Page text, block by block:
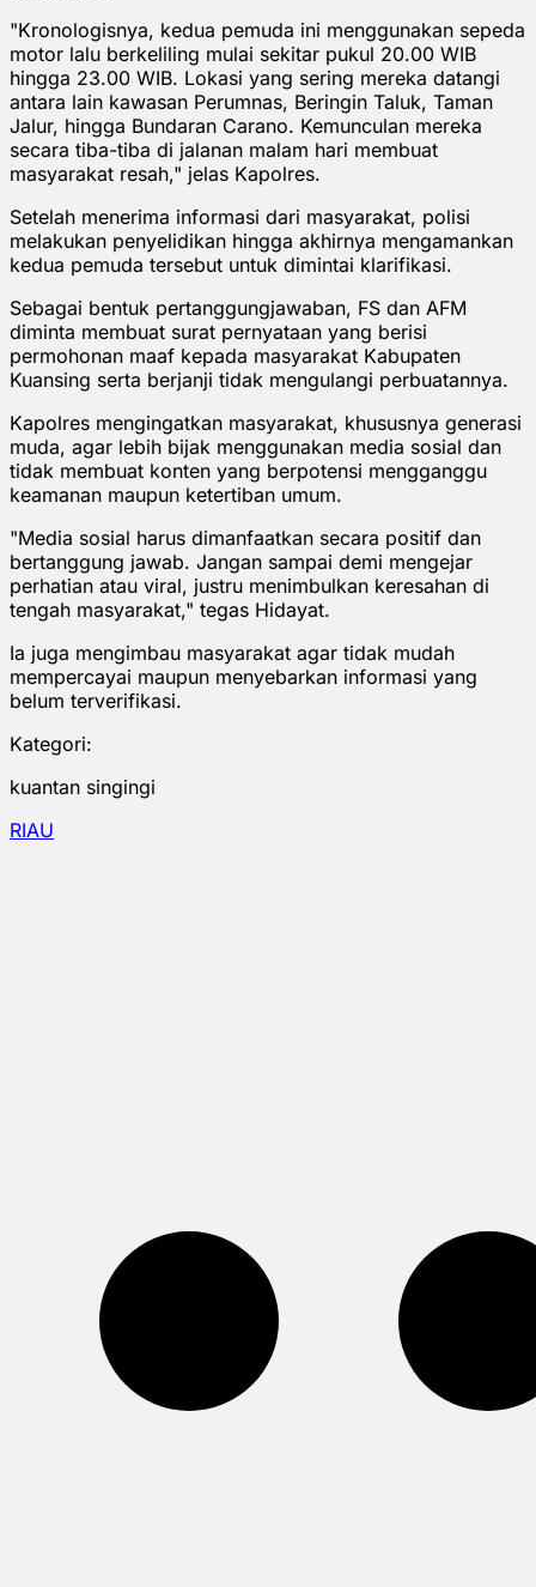
"Kronologisnya, kedua pemuda ini menggunakan sepeda
motor lalu berkeliling mulai sekitar pukul 20.00 WIB
hingga 23.00 WIB. Lokasi yang sering mereka datangi
antara lain kawasan Perumnas, Beringin Taluk, Taman
Jalur, hingga Bundaran Carano. Kemunculan mereka
secara tiba-tiba di jalanan malam hari membuat
masyarakat resah," jelas Kapolres.
Setelah menerima informasi dari masyarakat, polisi
melakukan penyelidikan hingga akhirnya mengamankan
kedua pemuda tersebut untuk dimintai klarifikasi.
Sebagai bentuk pertanggungjawaban, FS dan AFM
diminta membuat surat pernyataan yang berisi
permohonan maaf kepada masyarakat Kabupaten
Kuansing serta berjanji tidak mengulangi perbuatannya.
Kapolres mengingatkan masyarakat, khususnya generasi
muda, agar lebih bijak menggunakan media sosial dan
tidak membuat konten yang berpotensi mengganggu
keamanan maupun ketertiban umum.
"Media sosial harus dimanfaatkan secara positif dan
bertanggung jawab. Jangan sampai demi mengejar
perhatian atau viral, justru menimbulkan keresahan di
tengah masyarakat," tegas Hidayat.
Ia juga mengimbau masyarakat agar tidak mudah
mempercayai maupun menyebarkan informasi yang
belum terverifikasi.
Kategori:
kuantan singingi
RIAU